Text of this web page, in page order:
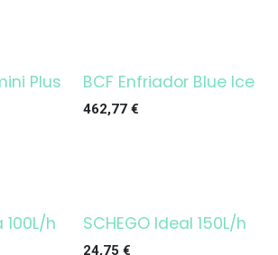
Plus BCF Enfriador Blue Ice
462,77€
100L/h SCHEGO Ideal 150L/h
24,75 €